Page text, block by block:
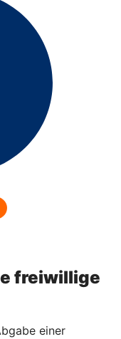
freiwillige
einer